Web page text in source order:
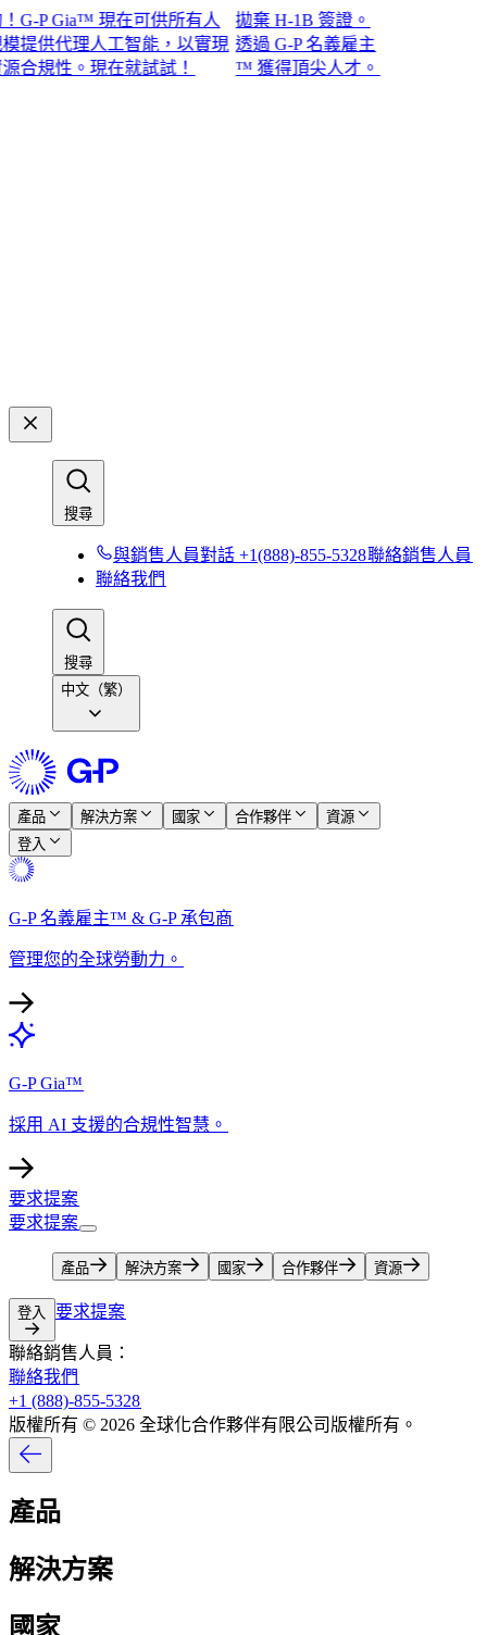
P Gia™ 現在可供所有人
代理人工智能，以實現
規性。現在就試試！​​
拋棄 H-1B 簽證。
透過 G-P 名義雇主
™ 獲得頂尖人才。​​
搜尋​​
與銷售人員對話 +1(888)-855-5328​​聯絡銷售人員​​
聯絡我們​​
搜尋​​
中文（繁）
產品​​ 解決方案​​ 國家​​ 合作夥伴​​
資源​​
登入​​
G-P 名義雇主™ & G-P 承包商​​
管理您的全球勞動力。​​
G-P Gia™​​
採用 AI 支援的合規性智慧。​​
要求提案​​
要求提案​​
產品​​ 解決方案​​ 國家​​ 合作夥伴​​ 資源​​
登入​​ 要求提案​​
聯絡銷售人員：​​
聯絡我們​​
+1 (888)-855-5328​​
版權所有 © 2026 全球化合作夥伴有限公司版權所有。​​
產品​​
解決方案​​
國家​​